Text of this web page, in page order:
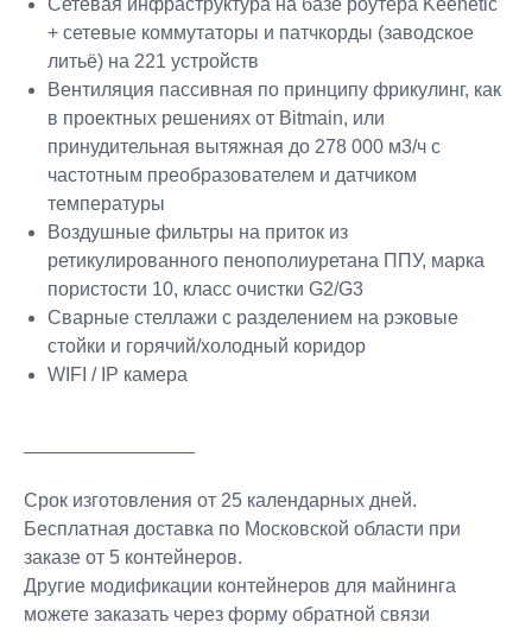
Сетевая инфраструктура на базе роутера Keenetic
+ сетевые коммутаторы и патчкорды (заводское
литьё) на 221 устройств
Вентиляция пассивная по принципу фрикулинг, как
в проектных решениях от Bitmain, или
принудительная вытяжная до 278 000 м3/ч с
частотным преобразователем и датчиком
температуры
Воздушные фильтры на приток из
ретикулированного пенополиуретана ППУ, марка
пористости 10, класс очистки G2/G3
Сварные стеллажи с разделением на рэковые
стойки и горячий/холодный коридор
WIFI / IP камера
Срок изготовления от 25 календарных дней.
Бесплатная доставка по Московской области при
заказе от 5 контейнеров.
Другие модификации контейнеров для майнинга
можете заказать через форму обратной связи